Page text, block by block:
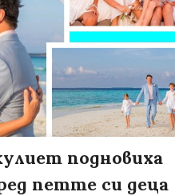
подновиха
петте си деца